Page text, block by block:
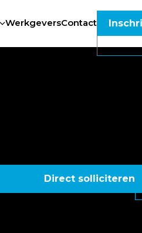
WerkgeversContact
Direct solliciteren